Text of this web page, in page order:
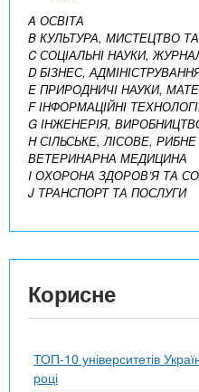
A ОСВІТА
B КУЛЬТУРА, МИСТЕЦТВО
C СОЦІАЛЬНІ НАУКИ,
D БІЗНЕС,
E ПРИРОДНИЧІ НАУКИ,
F ІНФОРМАЦІЙНІ
G ІНЖЕНЕРІЯ,
H СІЛЬСЬКЕ, ЛІСОВЕ,
ВЕТЕРИНАРНА МЕДИЦИНА
I ОХОРОНА ЗДОРОВ’Я ТА
J ТРАНСПОРТ ТА ПОСЛУГИ
Корисне
ТОП-10 університетів
році